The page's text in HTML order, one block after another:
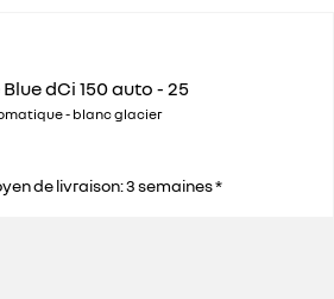
dCi 150 auto - 25
- blanc glacier
de livraison: 3 semaines *